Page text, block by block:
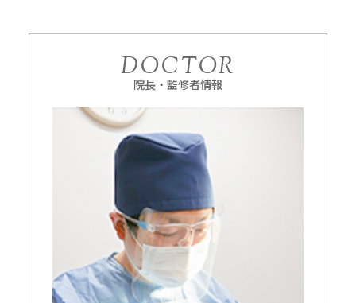
DOCTOR
院長・監修者情報